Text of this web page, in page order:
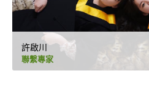
許啟川
聯繫專家